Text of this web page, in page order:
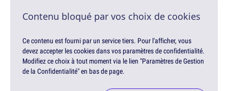
Contenu bloqué par vos choix de cookies
Ce contenu est fourni par un service tiers. Pour l'afficher, vous
devez accepter les cookies dans vos paramètres de confidentialité.
Modifiez ce choix à tout moment via le lien "Paramètres de Gestion
de la Confidentialité" en bas de page.